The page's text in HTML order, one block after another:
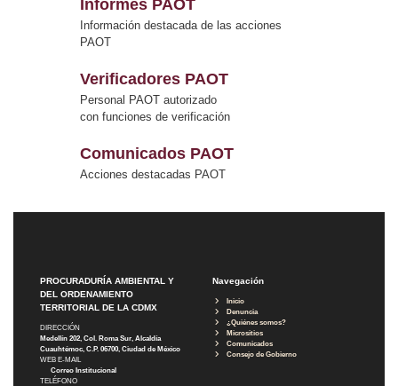
Informes PAOT
Información destacada de las acciones
PAOT
Verificadores PAOT
Personal PAOT autorizado
con funciones de verificación
Comunicados PAOT
Acciones destacadas PAOT
PROCURADURÍA AMBIENTAL Y
DEL ORDENAMIENTO
TERRITORIAL DE LA CDMX
DIRECCIÓN
Medellín 202, Col. Roma Sur, Alcaldía
Cuauhtémoc, C.P. 06700, Ciudad de México
WEB E-MAIL
Correo Institucional
TELÉFONO
Navegación
Inicio
Denuncia
¿Quiénes somos?
Micrositios
Comunicados
Consejo de Gobierno